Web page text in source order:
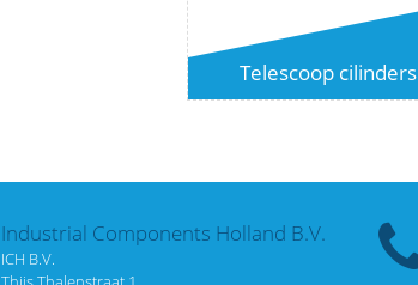
Telescoop cilinders
Industrial Components Holland B.V.
ICH B.V.